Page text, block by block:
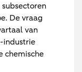
De vraag
van
industrie
chemische